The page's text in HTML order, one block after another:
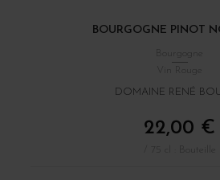
BOURGOGNE PINOT
DOMAINE RENÉ
22,00 €